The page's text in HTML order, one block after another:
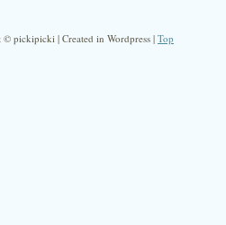
pickipicki | Created in Wordpress | Top